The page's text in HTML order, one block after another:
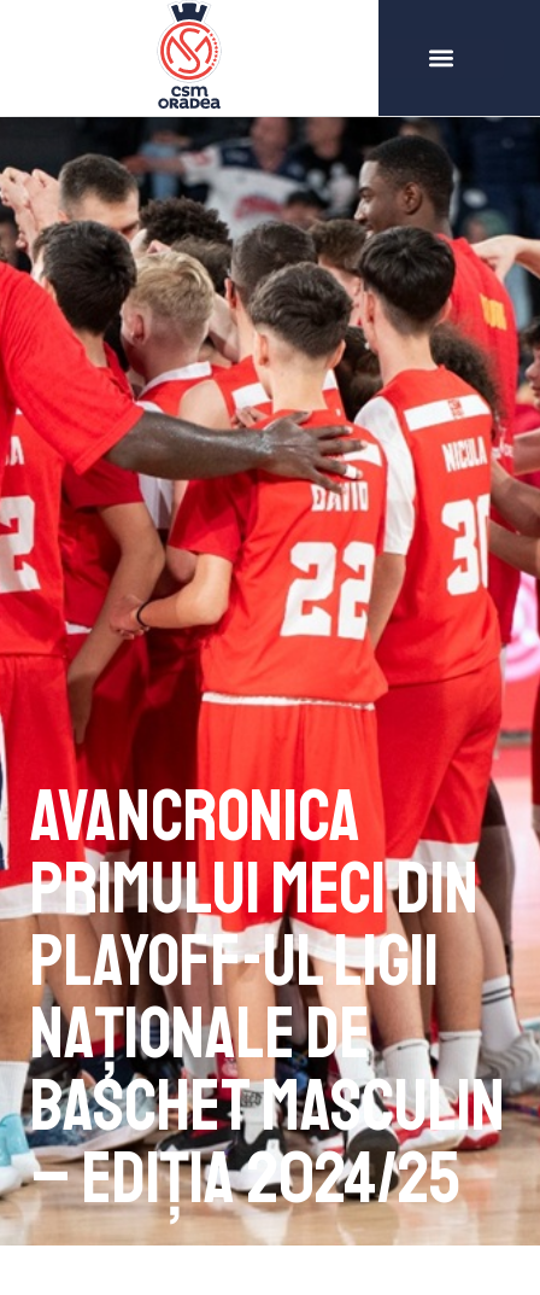
Avancronica
primului meci din
playoff-ul Ligii
Naționale de
baschet masculin
– ediția 2024/25